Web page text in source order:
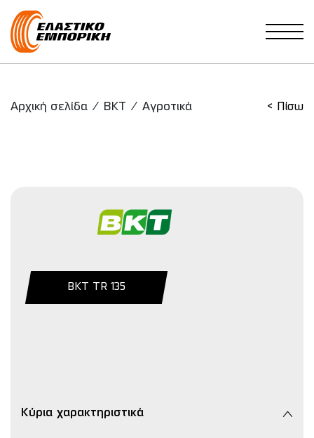
Main Navigation
Αρχική σελίδα / BKT / Αγροτικά < Πίσω
BKT TR 135
Κύρια χαρακτηριστικά